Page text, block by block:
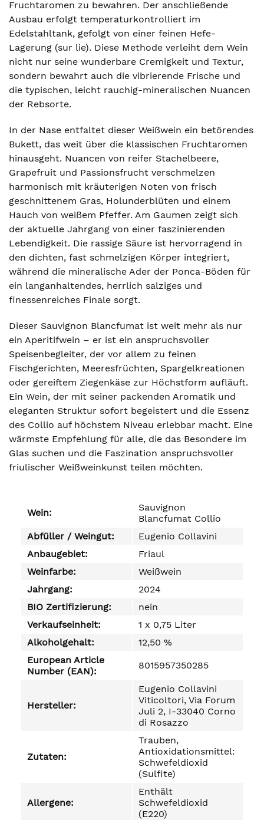
Fruchtaromen zu bewahren. Der anschließende
Ausbau erfolgt temperaturkontrolliert im
Edelstahltank, gefolgt von einer feinen Hefe-
Lagerung (sur lie). Diese Methode verleiht dem Wein
nicht nur seine wunderbare Cremigkeit und Textur,
sondern bewahrt auch die vibrierende Frische und
die typischen, leicht rauchig-mineralischen Nuancen
der Rebsorte.
In der Nase entfaltet dieser Weißwein ein betörendes
Bukett, das weit über die klassischen Fruchtaromen
hinausgeht. Nuancen von reifer Stachelbeere,
Grapefruit und Passionsfrucht verschmelzen
harmonisch mit kräuterigen Noten von frisch
geschnittenem Gras, Holunderblüten und einem
Hauch von weißem Pfeffer. Am Gaumen zeigt sich
der aktuelle Jahrgang von einer faszinierenden
Lebendigkeit. Die rassige Säure ist hervorragend in
den dichten, fast schmelzigen Körper integriert,
während die mineralische Ader der Ponca-Böden für
ein langanhaltendes, herrlich salziges und
finessenreiches Finale sorgt.
Dieser Sauvignon Blancfumat ist weit mehr als nur
ein Aperitifwein – er ist ein anspruchsvoller
Speisenbegleiter, der vor allem zu feinen
Fischgerichten, Meeresfrüchten, Spargelkreationen
oder gereiftem Ziegenkäse zur Höchstform aufläuft.
Ein Wein, der mit seiner packenden Aromatik und
eleganten Struktur sofort begeistert und die Essenz
des Collio auf höchstem Niveau erlebbar macht. Eine
wärmste Empfehlung für alle, die das Besondere im
Glas suchen und die Faszination anspruchsvoller
friulischer Weißweinkunst teilen möchten.
Wein:
Sauvignon
Blancfumat Collio
Abfüller / Weingut:
Eugenio Collavini
Anbaugebiet:
Friaul
Weinfarbe:
Weißwein
Jahrgang:
2024
BIO Zertifizierung:
nein
Verkaufseinheit:
1 x 0,75 Liter
Alkoholgehalt:
12,50 %
European Article
Number (EAN):
8015957350285
Hersteller:
Eugenio Collavini
Viticoltori, Via Forum
Juli 2, I-33040 Corno
di Rosazzo
Zutaten:
Trauben,
Antioxidationsmittel:
Schwefeldioxid
(Sulfite)
Allergene:
Enthält
Schwefeldioxid
(E220)